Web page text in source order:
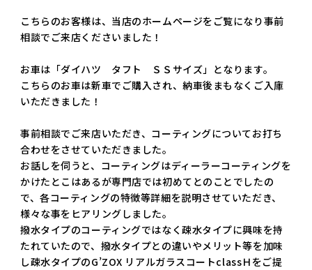
こちらのお客様は、当店のホームページをご覧になり事前
相談でご来店くださいました！
お車は「ダイハツ タフト ＳＳサイズ」となります。
こちらのお車は新車でご購入され、納車後まもなくご入庫
いただきました！
事前相談でご来店いただき、コーティングについてお打ち
合わせをさせていただきました。
お話しを伺うと、コーティングはディーラーコーティングを
かけたとこはあるが専門店では初めてとのことでしたの
で、各コーティングの特徴等詳細を説明させていただき、
様々な事をヒアリングしました。
撥水タイプのコーティングではなく疎水タイプに興味を持
たれていたので、撥水タイプとの違いやメリット等を加味
し疎水タイプのG’ZOX リアルガラスコートclassＨをご提